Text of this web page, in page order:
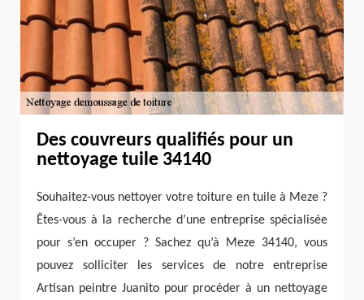
Des couvreurs qualifiés pour un
nettoyage tuile 34140
Souhaitez-vous nettoyer votre toiture en tuile à Meze ?
Êtes-vous à la recherche d’une entreprise spécialisée
pour s’en occuper ? Sachez qu’à Meze 34140, vous
pouvez solliciter les services de notre entreprise
Artisan peintre Juanito pour procéder à un nettoyage